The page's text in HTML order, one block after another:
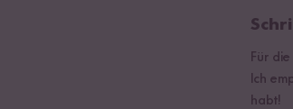
Für
Ich
habt!